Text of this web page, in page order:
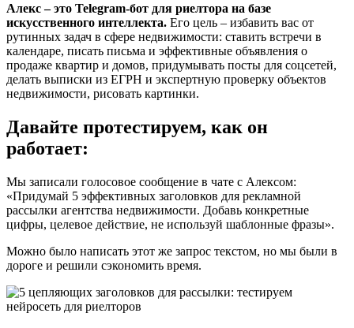
Алекс – это Telegram-бот для риелтора на базе
искусственного интеллекта. Его цель – избавить вас от
рутинных задач в сфере недвижимости: ставить встречи в
календаре, писать письма и эффективные объявления о
продаже квартир и домов, придумывать посты для соцсетей,
делать выписки из ЕГРН и экспертную проверку объектов
недвижимости, рисовать картинки.
Давайте протестируем, как он
работает:
Мы записали голосовое сообщение в чате с Алексом:
«Придумай 5 эффективных заголовков для рекламной
рассылки агентства недвижимости. Добавь конкретные
цифры, целевое действие, не используй шаблонные фразы».
Можно было написать этот же запрос текстом, но мы были в
дороге и решили сэкономить время.